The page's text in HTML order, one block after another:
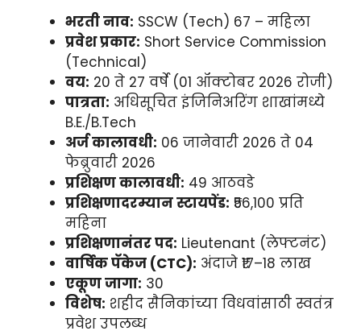
भरती नाव: SSCW (Tech) 67 – महिला
प्रवेश प्रकार: Short Service Commission
(Technical)
वय: 20 ते 27 वर्षे (01 ऑक्टोबर 2026 रोजी)
पात्रता: अधिसूचित इंजिनिअरिंग शाखांमध्ये
B.E./B.Tech
अर्ज कालावधी: 06 जानेवारी 2026 ते 04
फेब्रुवारी 2026
प्रशिक्षण कालावधी: 49 आठवडे
प्रशिक्षणादरम्यान स्टायपेंड: ₹56,100 प्रति
महिना
प्रशिक्षणानंतर पद: Lieutenant (लेफ्टनंट)
वार्षिक पॅकेज (CTC): अंदाजे ₹17–18 लाख
एकूण जागा: 30
विशेष: शहीद सैनिकांच्या विधवांसाठी स्वतंत्र
प्रवेश उपलब्ध